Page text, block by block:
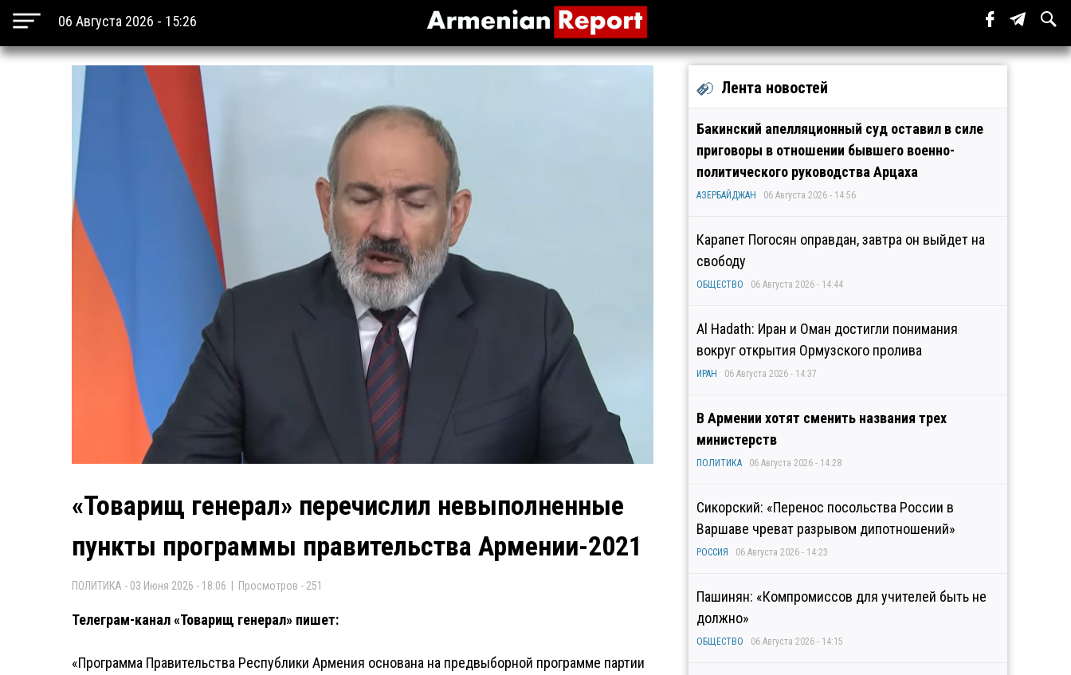
06 Августа 2026 - 15:26
«Товарищ генерал» перечислил невыполненные
пункты программы правительства Армении-2021
ПОЛИТИКА - 03 Июня 2026 - 18:06 | Просмотров - 251
Телеграм-канал «Товарищ генерал» пишет:
«Программа Правительства Республики Армения основана на предвыборной программе партии
Лента новостей
Бакинский апелляционный суд оставил в силе
приговоры в отношении бывшего военно-
политического руководства Арцаха
АЗЕРБАЙДЖАН 06 Августа 2026 - 14:56
Карапет Погосян оправдан, завтра он выйдет на
свободу
ОБЩЕСТВО 06 Августа 2026 - 14:44
Al Hadath: Иран и Оман достигли понимания
вокруг открытия Ормузского пролива
ИРАН 06 Августа 2026 - 14:37
В Армении хотят сменить названия трех
министерств
ПОЛИТИКА 06 Августа 2026 - 14:28
Сикорский: «Перенос посольства России в
Варшаве чреват разрывом дипотношений»
РОССИЯ 06 Августа 2026 - 14:23
Пашинян: «Компромиссов для учителей быть не
должно»
ОБЩЕСТВО 06 Августа 2026 - 14:15